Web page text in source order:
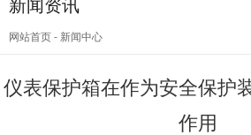
新闻资讯
网站首页 - 新闻中心
仪表保护箱在作为安全保护
作用